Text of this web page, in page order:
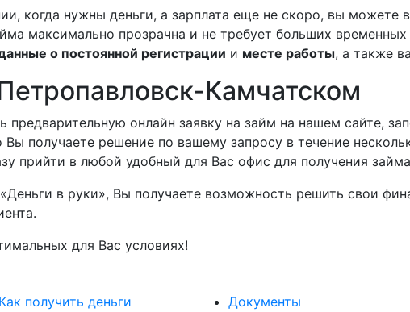
когда нужны деньги, а зарплата еще не скоро, вы можете
максимально прозрачна и не требует больших временных
о постоянной регистрации и месте работы, а также
Камчатском
онлайн заявку на займ на нашем сайте,
получаете решение по вашему запросу в течение
прийти в любой удобный для Вас офис для получения
в руки», Вы получаете возможность решить свои
для Вас условиях!
Как получить деньги
Документы